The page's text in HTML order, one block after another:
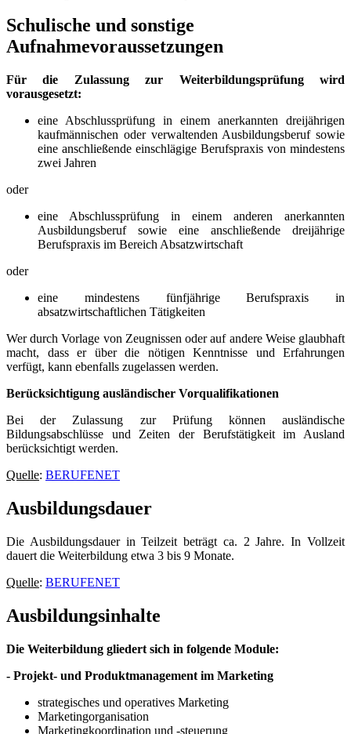
Schulische und sonstige
Aufnahmevoraussetzungen
Für die Zulassung zur Weiterbildungsprüfung wird
vorausgesetzt:
eine Abschlussprüfung in einem anerkannten dreijährigen
kaufmännischen oder verwaltenden Ausbildungsberuf sowie
eine anschließende einschlägige Berufspraxis von mindestens
zwei Jahren
oder
eine Abschlussprüfung in einem anderen anerkannten
Ausbildungsberuf sowie eine anschließende dreijährige
Berufspraxis im Bereich Absatzwirtschaft
oder
eine mindestens fünfjährige Berufspraxis in
absatzwirtschaftlichen Tätigkeiten
Wer durch Vorlage von Zeugnissen oder auf andere Weise glaubhaft
macht, dass er über die nötigen Kenntnisse und Erfahrungen
verfügt, kann ebenfalls zugelassen werden.
Berücksichtigung ausländischer Vorqualifikationen
Bei der Zulassung zur Prüfung können ausländische
Bildungsabschlüsse und Zeiten der Berufstätigkeit im Ausland
berücksichtigt werden.
Quelle: BERUFENET
Ausbildungsdauer
Die Ausbildungsdauer in Teilzeit beträgt ca. 2 Jahre. In Vollzeit
dauert die Weiterbildung etwa 3 bis 9 Monate.
Quelle: BERUFENET
Ausbildungsinhalte
Die Weiterbildung gliedert sich in folgende Module:
- Projekt- und Produktmanagement im Marketing
strategisches und operatives Marketing
Marketingorganisation
Marketingkoordination und -steuerung